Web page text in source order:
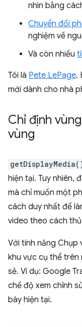
nhìn bằng
Chuyển đổi
nghiệm về
Và còn nhiều
Tôi là Pete LePage.
mới dành cho nhà
Chỉ định
vùng
hiện tại. Tuy nhiên,
mà chỉ muốn một
cách duy nhất để
video theo cách
Với tính năng Chụp
khu vực cụ thể trên
sẻ. Ví dụ: Google
chế độ xem chỉnh
bày hiện tại.